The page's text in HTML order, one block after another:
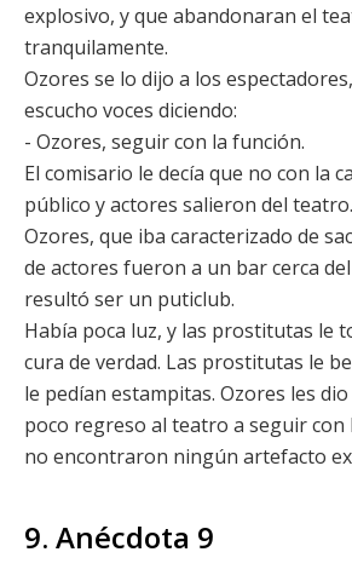
explosivo, y que abandonaran el
tranquilamente.
Ozores se lo dijo a los
escucho voces diciendo:
- Ozores, seguir con la función.
El comisario le decía que no con la
público y actores salieron del teatro.
Ozores, que iba caracterizado de
de actores fueron a un bar cerca
resultó ser un puticlub.
Había poca luz, y las prostitutas le
cura de verdad. Las prostitutas le
le pedían estampitas. Ozores les
poco regreso al teatro a seguir
no encontraron ningún artefacto
9. Anécdota 9